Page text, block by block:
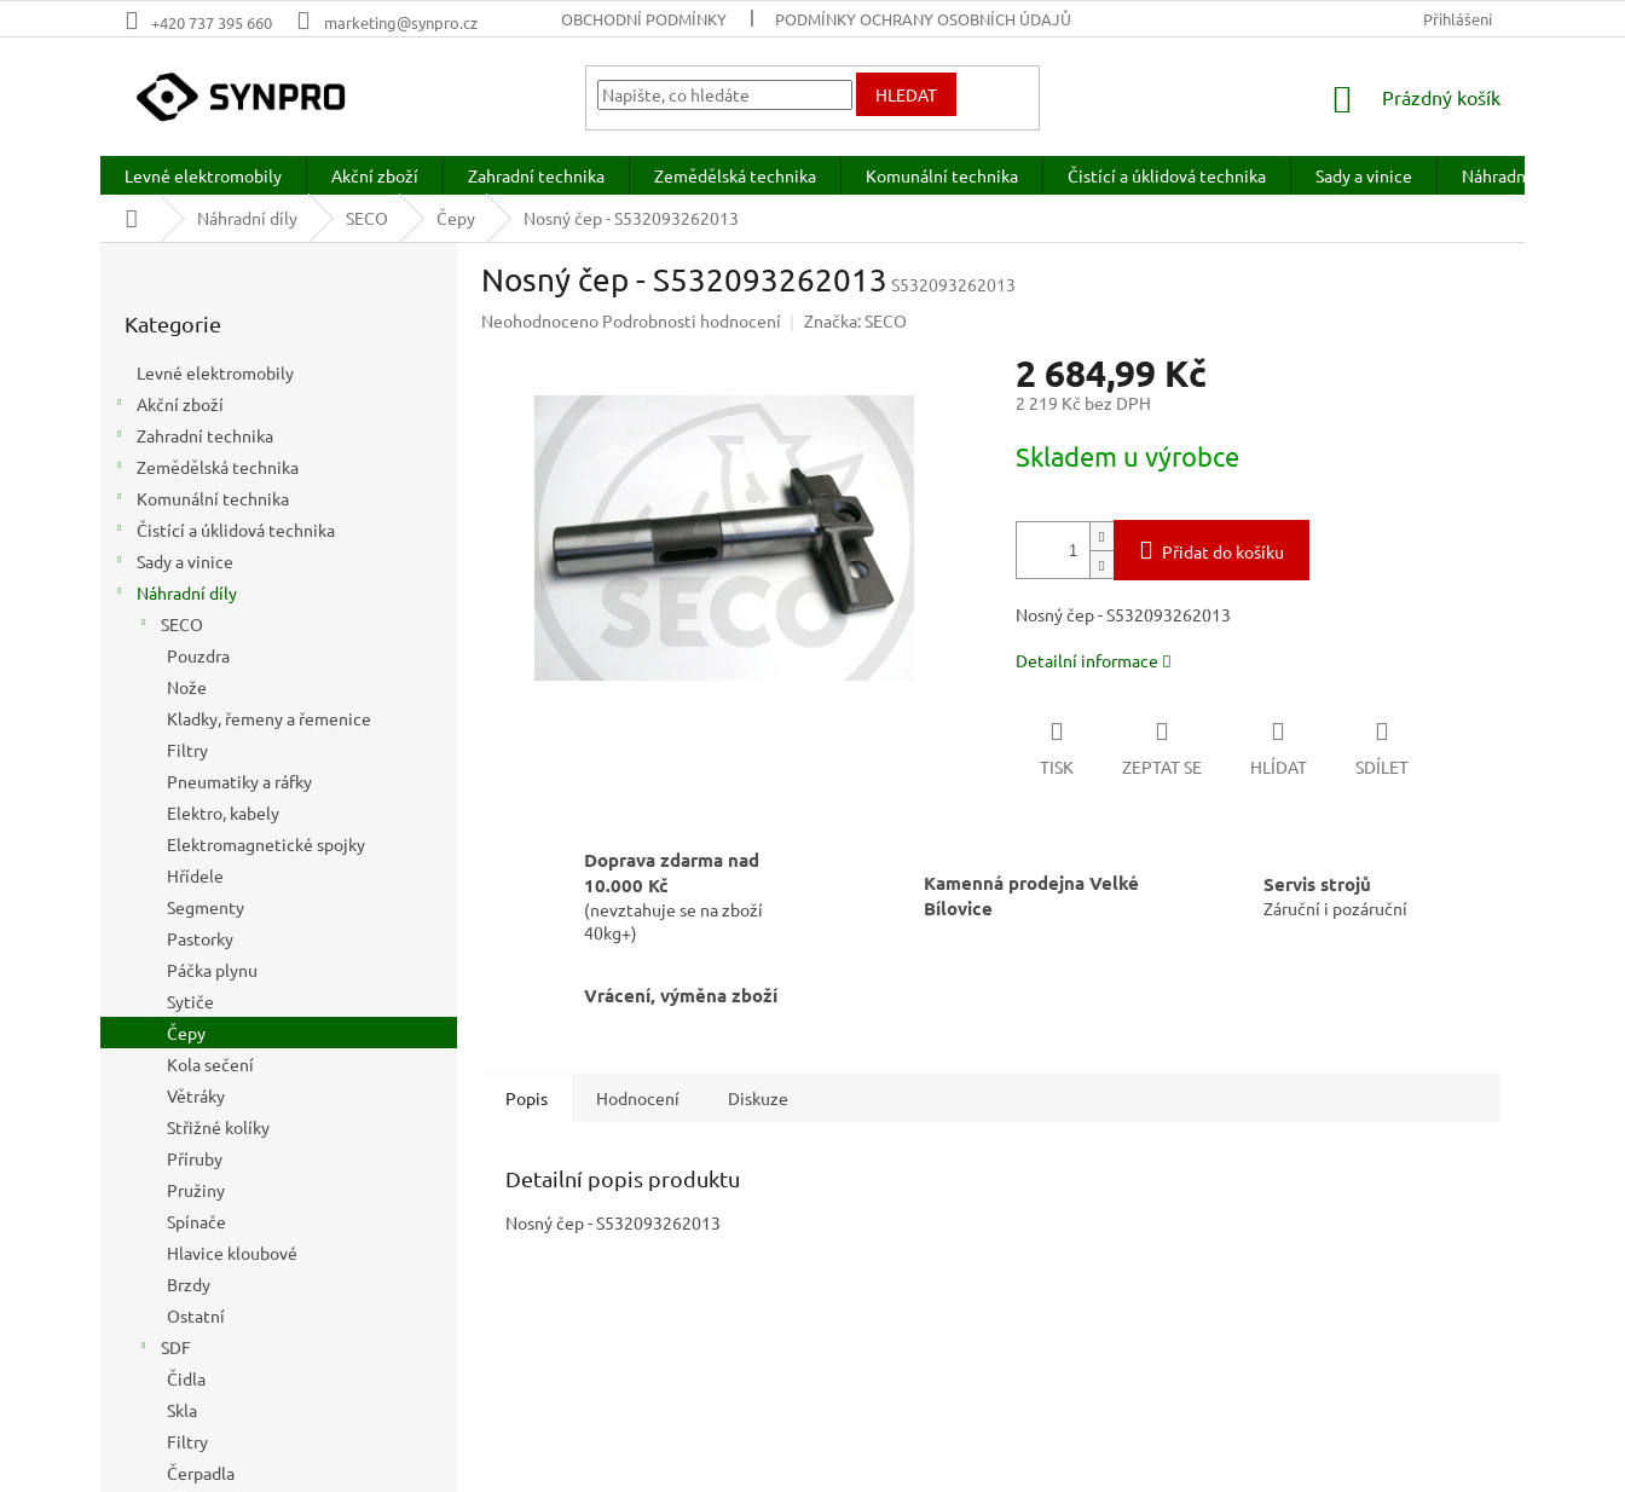
na
+420 737 395 660 marketing@synpro.cz OBCHODNÍ PODMÍNKY PODMÍNKY OCHRANY OSOBNÍCH ÚDAJŮ PRODÁVANÉ ZNAČKY
Přihlášení
HLEDAT
NÁKUPNÍ
Prázdný košík
Levné elektromobily Akční zboží Zahradní technika Zemědělská technika Komunální technika Čistící a úklidová technika Sady a vinice Náhradní díly
Domů
Náhradní díly SECO Čepy Nosný čep - S532093262013
kategorie
Kategorie
Levné elektromobily
Akční zboží
Zahradní technika
Zemědělská technika
Komunální technika
Čistící a úklidová technika
Sady a vinice
Náhradní díly
SECO
Pouzdra
Nože
Kladky, řemeny a řemenice
Filtry
Pneumatiky a ráfky
Elektro, kabely
Elektromagnetické spojky
Hřídele
Segmenty
Pastorky
Páčka plynu
Sytiče
Čepy
Kola sečení
Větráky
Střižné kolíky
Příruby
Pružiny
Spínače
Hlavice kloubové
Brzdy
Ostatní
SDF
Čidla
Skla
Filtry
Čerpadla
Nosný čep - S532093262013 S532093262013
Průměrné
hvězdiček.
Neohodnoceno Podrobnosti hodnocení Značka:SECO
2 684,99 Kč
2 219 Kč bez DPH
cena:
Skladem u výrobce
Přidat do košíku
Nosný čep - S532093262013
Detailní informace
TISK ZEPTAT SE HLÍDAT SDÍLET
Doprava zdarma nad
10.000 Kč
(nevztahuje se na zboží
40kg+)
Kamenná prodejna Velké
Bílovice
Servis strojů
Záruční i pozáruční
Vrácení, výměna zboží
Popis Hodnocení Diskuze
Detailní popis produktu
Nosný čep - S532093262013